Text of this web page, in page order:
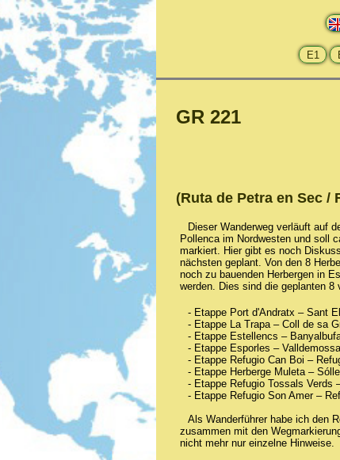
GR 221
(Ruta de Petra en Sec
Dieser Wanderweg verläuft auf
Pollenca im Nordwesten und soll
markiert. Hier gibt es noch
nächsten geplant. Von den 8
noch zu bauenden Herbergen in
werden. Dies sind die geplanten 8
- Etappe Port d'Andratx – Sant
- Etappe La Trapa – Coll de sa
- Etappe Estellencs –
- Etappe Esporles –
- Etappe Refugio Can Boi –
- Etappe Herberge Muleta –
- Etappe Refugio Tossals Verds
- Etappe Refugio Son Amer –
Als Wanderführer habe ich den
zusammen mit den
nicht mehr nur einzelne Hinweise.